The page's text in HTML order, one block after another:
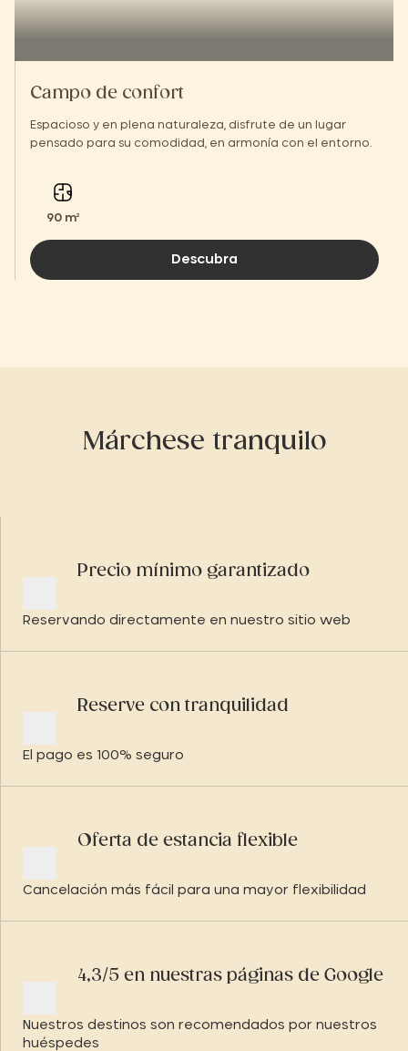
Campo de confort
Espacioso y en plena naturaleza, disfrute de un lugar
pensado para su comodidad, en armonía con el entorno.
90 m²
Descubra
Márchese tranquilo
Precio mínimo garantizado
Reservando directamente en nuestro sitio web
Reserve con tranquilidad
El pago es 100% seguro
Oferta de estancia flexible
Cancelación más fácil para una mayor flexibilidad
4,3/5 en nuestras páginas de Google
Nuestros destinos son recomendados por nuestros
huéspedes